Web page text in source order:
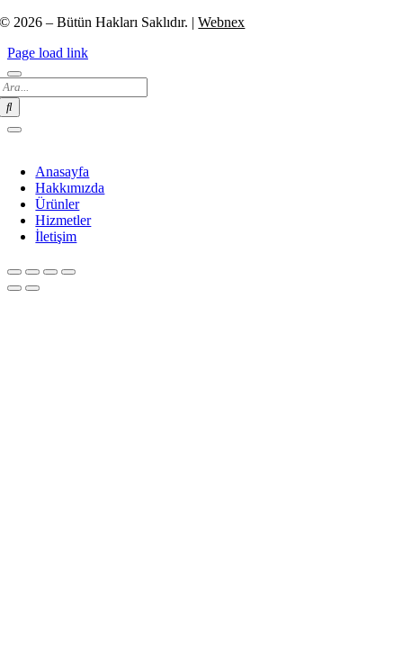
© 2026 – Bütün Hakları Saklıdır. |Webnex
Page load link
Anasayfa
Hakkımızda
Ürünler
Hizmetler
İletişim